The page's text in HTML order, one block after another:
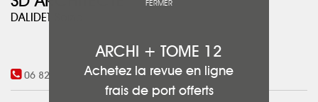
DALIDET Soizic
06 82 36 90 74
FERMER
ARCHI + TOME 12
Achetez la revue en ligne
frais de port offerts